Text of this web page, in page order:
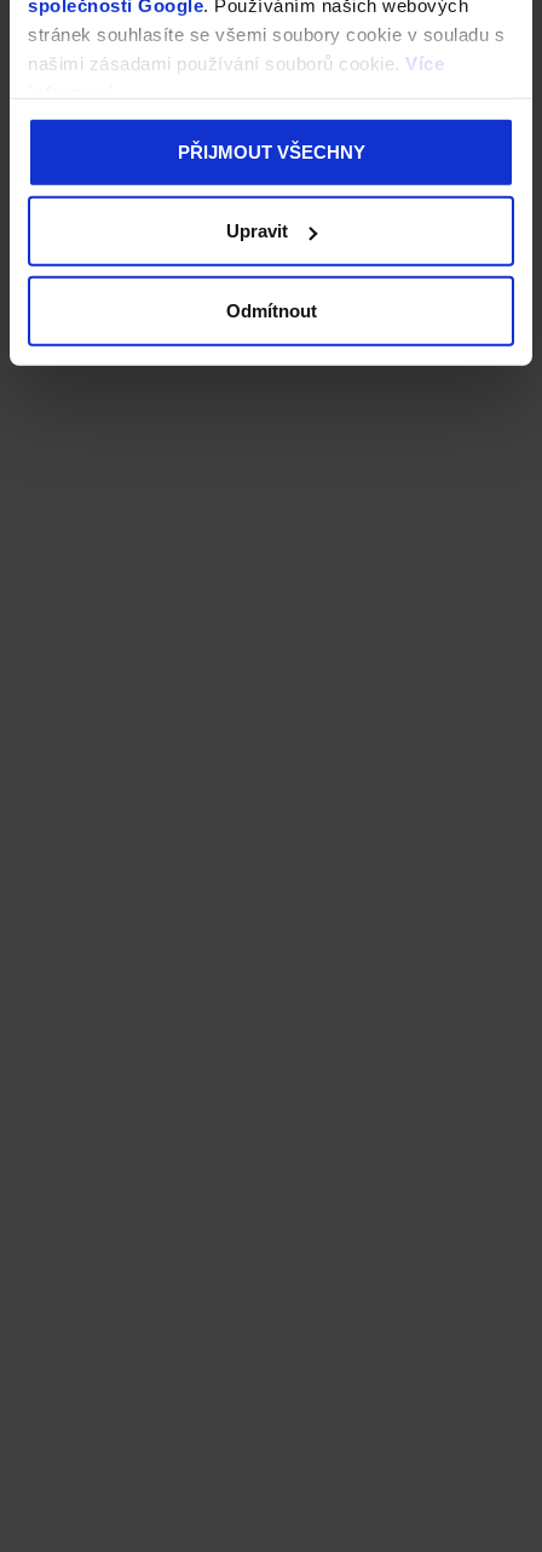
společnosti Google. Používáním našich webových
stránek souhlasíte se všemi soubory cookie v souladu s
našimi zásadami používání souborů cookie. Více
PŘIJMOUT VŠECHNY
Upravit
Odmítnout